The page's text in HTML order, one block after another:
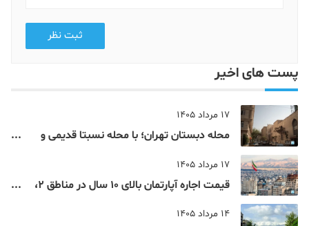
ثبت نظر
پست های اخیر
17 مرداد 1405
محله دبستان تهران؛ با محله نسبتا قدیمی و
17 مرداد 1405
قیمت اجاره آپارتمان بالای 10 سال در مناطق 2،
14 مرداد 1405